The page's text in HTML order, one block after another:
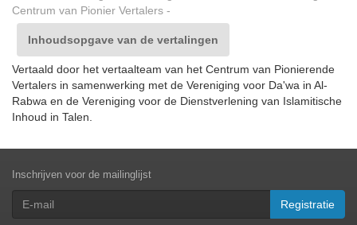
Centrum van Pionier Vertalers -
Inhoudsopgave van de vertalingen
Vertaald door het vertaalteam van het Centrum van Pionierende
Vertalers in samenwerking met de Vereniging voor Da'wa in Al-
Rabwa en de Vereniging voor de Dienstverlening van Islamitische
Inhoud in Talen.
Inschrijven voor de mailinglijst
Registratie